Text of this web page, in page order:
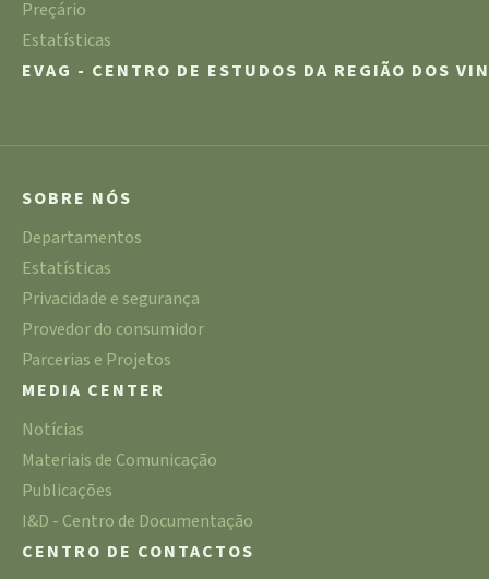
Preçário
Estatísticas
EVAG - CENTRO DE ESTUDOS DA REGIÃO DOS
SOBRE NÓS
Departamentos
Estatísticas
Privacidade e segurança
Provedor do consumidor
Parcerias e Projetos
MEDIA CENTER
Notícias
Materiais de Comunicação
Publicações
I&D - Centro de Documentação
CENTRO DE CONTACTOS